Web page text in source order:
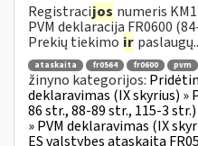
Registracijos numeris
PVM deklaracija FR0600
Prekių tiekimo ir
ataskaita fr0564 fr0600 pvm
žinyno kategorijos:
deklaravimas (IX skyrius) »
86 str., 88-89 str., 115-3 str.)
» PVM deklaravimas (IX
ES valstybes ataskaita